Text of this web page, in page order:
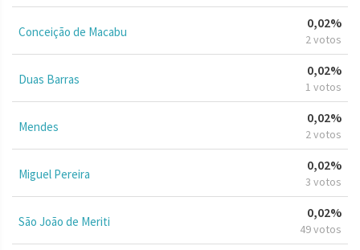
Conceição de Macabu
0,02%
2 votos
Duas Barras
0,02%
1 votos
Mendes
0,02%
2 votos
Miguel Pereira
0,02%
3 votos
São João de Meriti
0,02%
49 votos